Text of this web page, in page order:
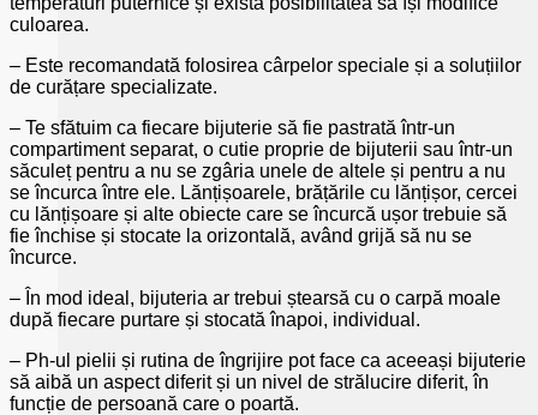
culoarea.
– Este recomandată folosirea cârpelor speciale și a soluțiilor
de curățare specializate.
– Te sfătuim ca fiecare bijuterie să fie pastrată într-un
compartiment separat, o cutie proprie de bijuterii sau într-un
săculeț pentru a nu se zgâria unele de altele și pentru a nu
se încurca între ele. Lănțișoarele, brățările cu lănțișor, cercei
cu lănțișoare și alte obiecte care se încurcă ușor trebuie să
fie închise și stocate la orizontală, având grijă să nu se
încurce.
– În mod ideal, bijuteria ar trebui ștearsă cu o carpă moale
după fiecare purtare și stocată înapoi, individual.
– Ph-ul pielii și rutina de îngrijire pot face ca aceeași bijuterie
să aibă un aspect diferit și un nivel de strălucire diferit, în
funcție de persoană care o poartă.